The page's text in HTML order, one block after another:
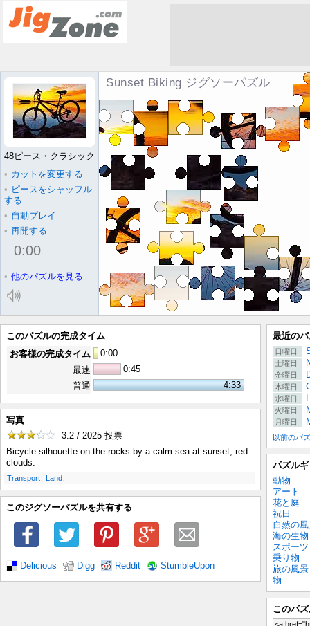
Sunset Biking ジグソーパズル
48ピース・クラシック
• カットを変更する
• ピースをシャッフル
する
• 自動プレイ
• 再開する
0:00
• 他のパズルを見る
このパズルの完成タイム
お客様の完成タイム
0:00
最速
0:45
普通
4:33
写真
3.2 / 2025 投票
Bicycle silhouette on the rocks by a calm sea at sunset, red
clouds.
Transport Land
このジグソーパズルを共有する
Delicious Digg Reddit StumbleUpon
最近の
日曜日
土曜日
金曜日
木曜日
水曜日
火曜日
月曜日
以前のパ
パズル
動物
アート
花と庭
祝日
自然の
海の生物
スポーツ
乗り物
旅の風景
物
このパ